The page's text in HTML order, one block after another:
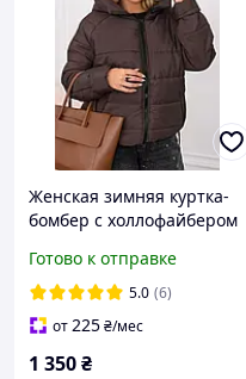
Женская зимняя куртка-
бомбер с холлофайбером
48-50, 52-54, 56-58, 60-62 -
Модель 509
Готово к отправке
5.0 (6)
от225₴/мес
1 350₴